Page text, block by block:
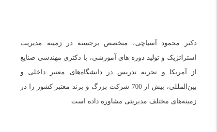
دکتر محمود آسیاچی، متخصص برجسته در زمینه مدیریت
استراتژیک و تولید دوره های آموزشی، با دکتری مهندسی صنایع
از آمریکا و تجربه تدریس در دانشگاه‌های معتبر داخلی و
بین‌المللی، بیش از 700 شرکت بزرگ و برند معتبر کشور را در
زمینه‌های مختلف مدیریتی مشاوره داده است